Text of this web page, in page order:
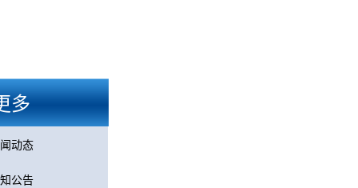
多
动态
公告